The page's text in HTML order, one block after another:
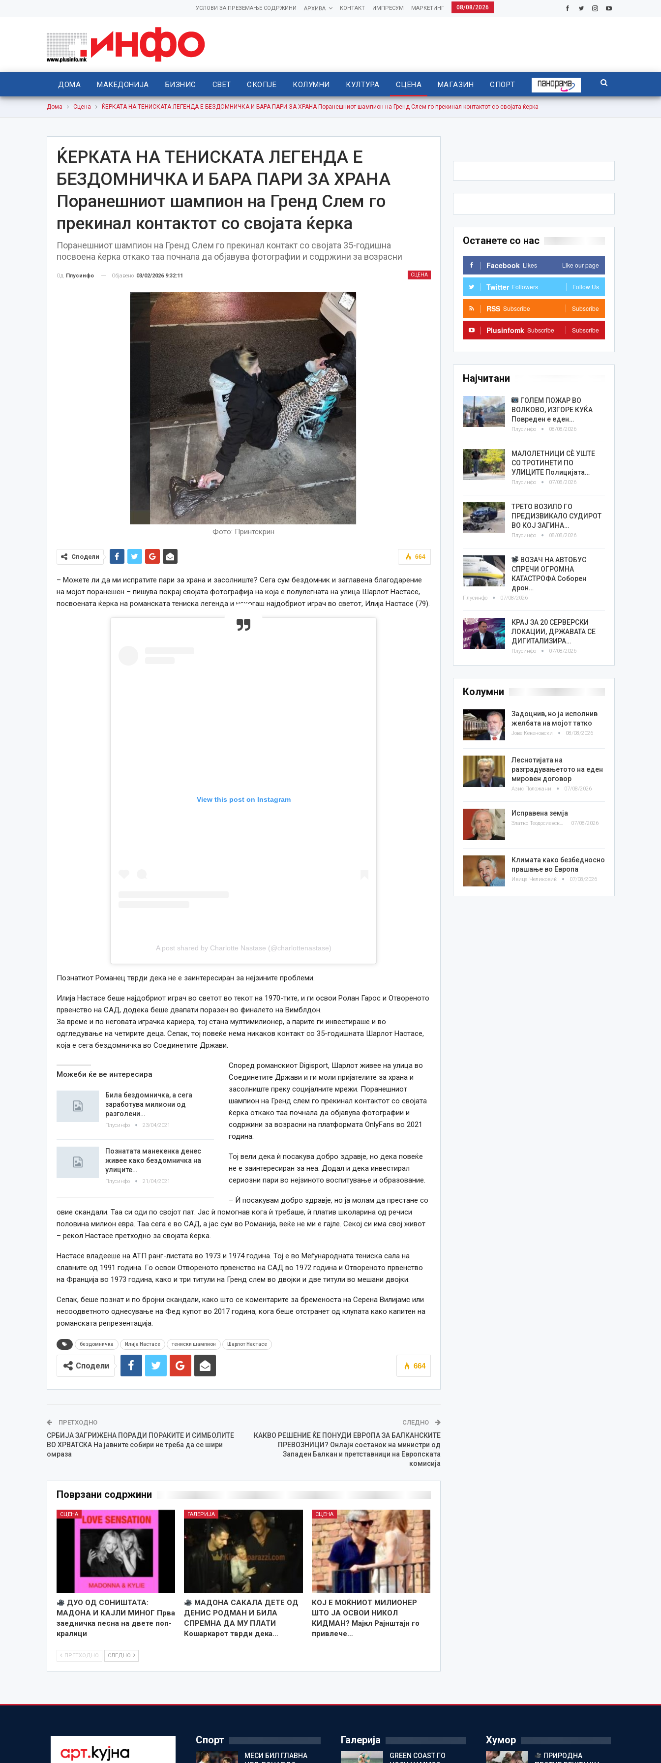
08/08/2026
МАРКЕТИНГ
ИМПРЕСУМ
КОНТАКТ
АРХИВА
УСЛОВИ ЗА ПРЕЗЕМАЊЕ СОДРЖИНИ
ДОМА МАКЕДОНИЈА БИЗНИС СВЕТ СКОПЈЕ КОЛУМНИ КУЛТУРА СЦЕНА МАГАЗИН СПОРТ
Дома Сцена ЌЕРКАТА НА ТЕНИСКАТА ЛЕГЕНДА Е БЕЗДОМНИЧКА И БАРА ПАРИ ЗА ХРАНА Поранешниот шампион на Гренд Слем го прекинал контактот со својата ќерка
ЌЕРКАТА НА ТЕНИСКАТА ЛЕГЕНДА Е
БЕЗДОМНИЧКА И БАРА ПАРИ ЗА ХРАНА
Поранешниот шампион на Гренд Слем го
прекинал контактот со својата ќерка
Поранешниот шампион на Гренд Слем го прекинал контакт со својата 35-годишна
посвоена ќерка откако таа почнала да објавува фотографии и содржини за возрасни
СЦЕНА
Од Плусинфо Објавено 03/02/2026 9:32:11
Фото: Принтскрин
664
Сподели
– Можете ли да ми испратите пари за храна и засолниште? Сега сум бездомник и заглавена благодарение
на мојот поранешен – пишува покрај својата фотографија на која е полулегната на улица Шарлот Настасе,
посвоената ќерка на романската тениска легенда и некогаш најдобриот играч во светот, Илија Настасе (79).
View this post on Instagram
A post shared by Charlotte Nastase (@charlottenastase)
Познатиот Романец тврди дека не е заинтересиран за нејзините проблеми.
Илија Настасе беше најдобриот играч во светот во текот на 1970-тите, и ги освои Ролан Гарос и Отвореното
првенство на САД, додека беше двапати поразен во финалето на Вимблдон.
За време и по неговата играчка кариера, тој стана мултимилионер, а парите ги инвестираше и во
одгледување на четирите деца. Сепак, тој повеќе нема никаков контакт со 35-годишната Шарлот Настасе,
која е сега бездомничка во Соединетите Држави.
Можеби ќе ве интересира
Била бездомничка, а сега
заработува милиони од
разголени…
Плусинфо 23/04/2021
Познатата манекенка денес
живее како бездомничка на
улиците…
Плусинфо 21/04/2021
Според романскиот Digisport, Шарлот живее на улица во
Соединетите Држави и ги моли пријателите за храна и
засолниште преку социјалните мрежи. Поранешниот
шампион на Гренд слем го прекинал контактот со својата
ќерка откако таа почнала да објавува фотографии и
содржини за возрасни на платформата OnlyFans во 2021
година.
Тој вели дека ѝ посакува добро здравје, но дека повеќе
не е заинтересиран за неа. Додал и дека инвестирал
сериозни пари во нејзиното воспитување и образование.
– Ѝ посакувам добро здравје, но ја молам да престане со
овие скандали. Таа си оди по својот пат. Јас ѝ помогнав кога ѝ требаше, ѝ платив школарина од речиси
половина милион евра. Таа сега е во САД, а јас сум во Романија, веќе не ми е гајле. Секој си има свој живот
– рекол Настасе претходно за својата ќерка.
Настасе владееше на АТП ранг-листата во 1973 и 1974 година. Тој е во Меѓународната тениска сала на
славните од 1991 година. Го освои Отвореното првенство на САД во 1972 година и Отвореното првенство
на Франција во 1973 година, како и три титули на Гренд слем во двојки и две титули во мешани двојки.
Сепак, беше познат и по бројни скандали, како што се коментарите за бременоста на Серена Вилијамс или
несоодветното однесување на Фед купот во 2017 година, кога беше отстранет од клупата како капитен на
романската репрезентација.
бездомничка Илија Настасе тениски шампион Шарлот Настасе
664
Сподели
ПРЕТХОДНО
СРБИЈА ЗАГРИЖЕНА ПОРАДИ ПОРАКИТЕ И СИМБОЛИТЕ
ВО ХРВАТСКА На јавните собири не треба да се шири
омраза
СЛЕДНО
КАКВО РЕШЕНИЕ ЌЕ ПОНУДИ ЕВРОПА ЗА БАЛКАНСКИТЕ
ПРЕВОЗНИЦИ? Онлајн состанок на министри од
Западен Балкан и претставници на Европската
комисија
Поврзани содржини
СЦЕНА
ДУО ОД СОНИШТАТА:
МАДОНА И КАЈЛИ МИНОГ Прва
заедничка песна на двете поп-
кралици
ГАЛЕРИЈА
МАДОНА САКАЛА ДЕТЕ ОД
ДЕНИС РОДМАН И БИЛА
СПРЕМНА ДА МУ ПЛАТИ
Кошаркарот тврди дека…
СЦЕНА
КОЈ Е МОЌНИОТ МИЛИОНЕР
ШТО ЈА ОСВОИ НИКОЛ
КИДМАН? Мајкл Рајнштајн го
привлече…
ПРЕТХОДНО СЛЕДНО
Останете со нас
Facebook Likes Like our page
Twitter Followers Follow Us
RSS Subscribe Subscribe
Plusinfomk Subscribe Subscribe
Најчитани
ГОЛЕМ ПОЖАР ВО
ВОЛКОВО, ИЗГОРЕ КУЌА
Повреден е еден…
Плусинфо 08/08/2026
МАЛОЛЕТНИЦИ СÈ УШТЕ
СО ТРОТИНЕТИ ПО
УЛИЦИТЕ Полицијата…
Плусинфо 07/08/2026
ТРЕТО ВОЗИЛО ГО
ПРЕДИЗВИКАЛО СУДИРОТ
ВО КОЈ ЗАГИНА…
Плусинфо 08/08/2026
ВОЗАЧ НА АВТОБУС
СПРЕЧИ ОГРОМНА
КАТАСТРОФА Соборен
дрон…
Плусинфо 07/08/2026
КРАЈ ЗА 20 СЕРВЕРСКИ
ЛОКАЦИИ, ДРЖАВАТА СЕ
ДИГИТАЛИЗИРА…
Плусинфо 07/08/2026
Колумни
Задоцнив, но ја исполнив
желбата на мојот татко
Јове Кекеновски 08/08/2026
Леснотијата на
разградувањетото на еден
мировен договор
Азис Положани 07/08/2026
Исправена земја
Златко Теодосиевски 07/08/2026
Климата како безбедносно
прашање во Европа
Ивица Челиковиќ 07/08/2026
Спорт
МЕСИ БИЛ ГЛАВНА
Галерија
GREEN COAST ГО
Хумор
ПРИРОДНА